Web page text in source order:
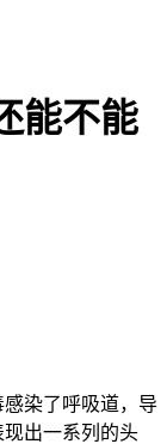
能不能
染了呼吸道，导
出一系列的头